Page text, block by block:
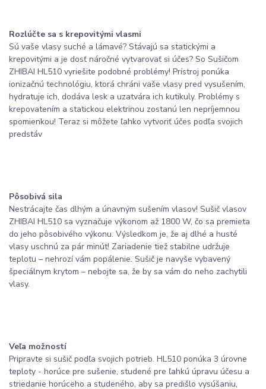
Rozlúčte sa s krepovitými vlasmi
Sú vaše vlasy suché a lámavé? Stávajú sa statickými a
krepovitými a je dosť náročné vytvarovať si účes? So Sušičom
ZHIBAI HL510 vyriešite podobné problémy! Prístroj ponúka
ionizačnú technológiu, ktorá chráni vaše vlasy pred vysušením,
hydratuje ich, dodáva lesk a uzatvára ich kutikuly. Problémy s
krepovatením a statickou elektrinou zostanú len nepríjemnou
spomienkou! Teraz si môžete ľahko vytvoriť účes podľa svojich
predstáv
Pôsobivá sila
Nestrácajte čas dlhým a únavným sušením vlasov! Sušič vlasov
ZHIBAI HL510 sa vyznačuje výkonom až 1800 W, čo sa premieta
do jeho pôsobivého výkonu. Výsledkom je, že aj dlhé a husté
vlasy uschnú za pár minút! Zariadenie tiež stabilne udržuje
teplotu – nehrozí vám popálenie. Sušič je navyše vybavený
špeciálnym krytom – nebojte sa, že by sa vám do neho zachytili
vlasy.
Veľa možností
Pripravte si sušič podľa svojich potrieb. HL510 ponúka 3 úrovne
teploty - horúce pre sušenie, studené pre ľahkú úpravu účesu a
striedanie horúceho a studeného, ​​​​aby sa predišlo vysúšaniu,